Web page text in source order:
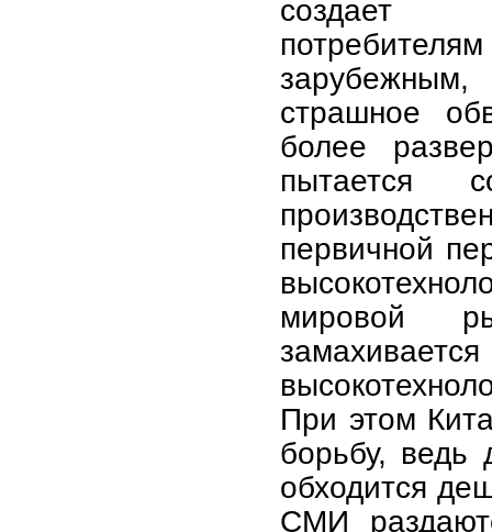
создает
страшное
более
пытается
первичной
мировой
При этом
борьбу, ведь
обходится
СМИ